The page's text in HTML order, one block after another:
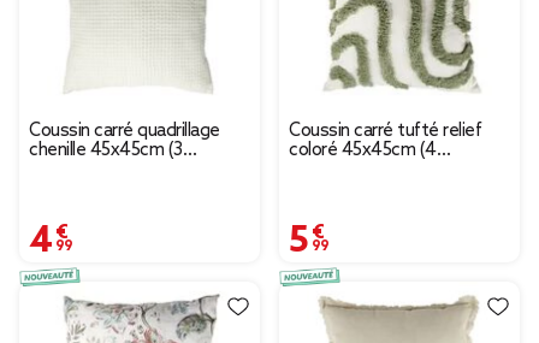
Coussin carré quadrillage
chenille 45x45cm (3
4,99 €
Coussin carré tufté relief
coloré 45x45cm (4
5,99 €